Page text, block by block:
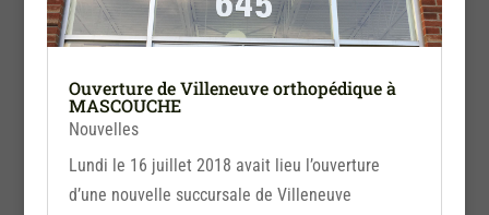
Ouverture de Villeneuve orthopédique à
MASCOUCHE
Nouvelles
Lundi le 16 juillet 2018 avait lieu l’ouverture
d’une nouvelle succursale de Villeneuve